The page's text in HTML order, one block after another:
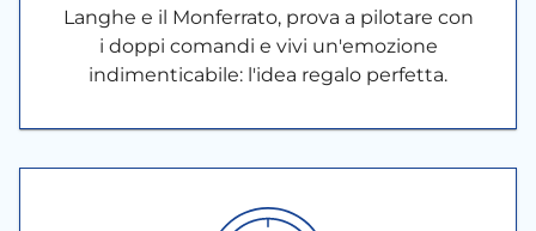
Langhe e il Monferrato, prova a pilotare con
i doppi comandi e vivi un'emozione
indimenticabile: l'idea regalo perfetta.